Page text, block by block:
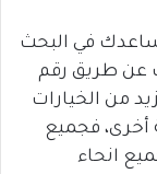
في البحث
عن طريق رقم
من الخيارات
أخرى، فجميع
انحاء